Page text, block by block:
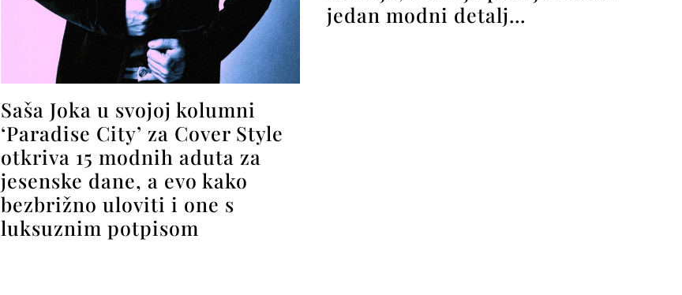
Saša Joka u svojoj kolumni
‘Paradise City’ za Cover Style
otkriva 15 modnih aduta za
jesenske dane, a evo kako
bezbrižno uloviti i one s
luksuznim potpisom
jedan modni detalj…